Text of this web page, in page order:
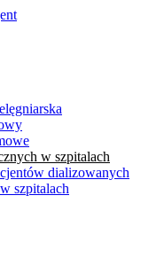
w szpitalach
dializowanych
szpitalach